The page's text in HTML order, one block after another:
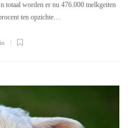
totaal worden er nu 476.000 melkgeiten
ten opzichte…